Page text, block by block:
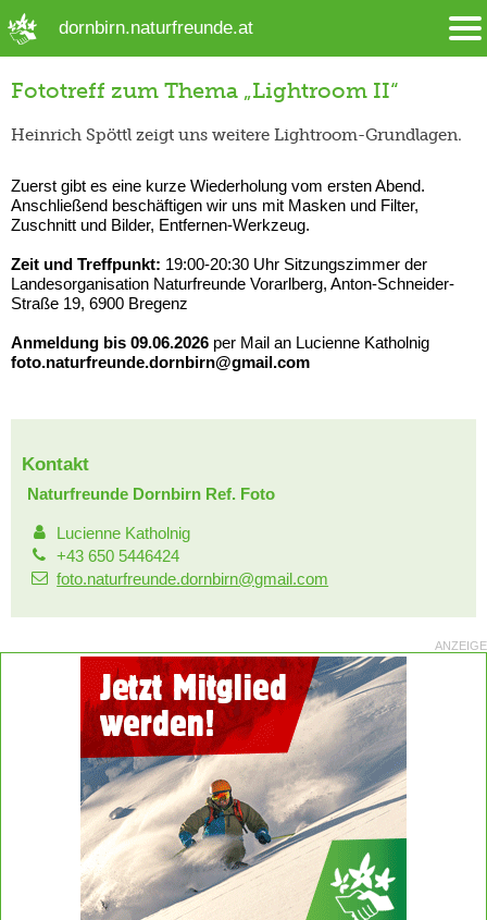
dornbirn.naturfreunde.at
Fototreff zum Thema „Lightroom II“
Heinrich Spöttl zeigt uns weitere Lightroom-Grundlagen.
Zuerst gibt es eine kurze Wiederholung vom ersten Abend.
Anschließend beschäftigen wir uns mit Masken und Filter,
Zuschnitt und Bilder, Entfernen-Werkzeug.
Zeit und Treffpunkt: 19:00-20:30 Uhr Sitzungszimmer der
Landesorganisation Naturfreunde Vorarlberg, Anton-Schneider-
Straße 19, 6900 Bregenz
Anmeldung bis 09.06.2026 per Mail an Lucienne Katholnig
foto.naturfreunde.dornbirn@gmail.com
Kontakt
Naturfreunde Dornbirn Ref. Foto
Lucienne Katholnig
+43 650 5446424
foto.naturfreunde.dornbirn@gmail.com
ANZEIGE